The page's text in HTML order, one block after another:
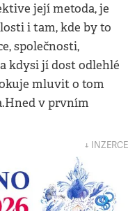
její metoda, je
i tam, kde by to
společnosti,
kdysi jí dost odlehlé
mluvit o tom
v prvním
↓ INZERCE